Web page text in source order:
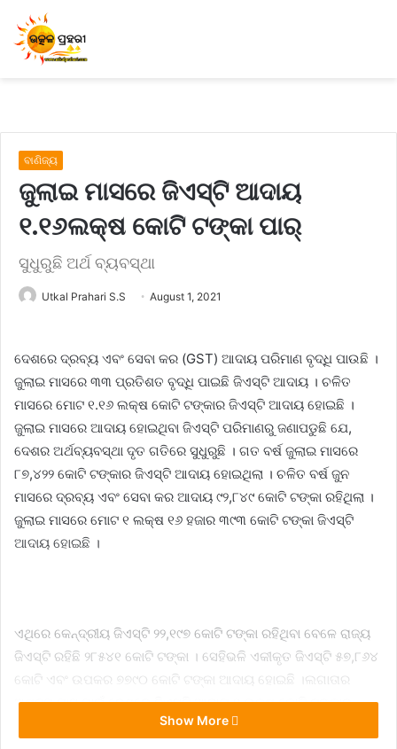
ବାଣିଜ୍ୟ
ଜୁଲାଇ ମାସରେ ଜିଏସ୍‌ଟି ଆଦାୟ
୧.୧୬ଲକ୍ଷ କୋଟି ଟଙ୍କା ପାର୍‌
ସୁଧୁରୁଛି ଅର୍ଥ ବ୍ୟବସ୍ଥା
Utkal Prahari S.S August 1, 2021
ଦେଶରେ ଦ୍ରବ୍ୟ ଏବଂ ସେବା କର (GST) ଆଦାୟ ପରିମାଣ ବୃଦ୍ଧି​ ପାଉଛି ।
ଜୁଲାଇ ମାସରେ ୩୩ ପ୍ରତିଶତ ବୃଦ୍ଧି ପାଇଛି ଜିଏସ୍‌ଟି ଆଦାୟ । ଚଳିତ
ମାସରେ ମୋଟ ୧.୧୬ ଲକ୍ଷ କୋଟି ଟଙ୍କାର ଜିଏସ୍‌ଟି ଆଦାୟ ହୋଇଛି ।
ଜୁଲାଇ ମାସରେ ଆଦାୟ ହୋଇଥିବା ଜିଏସ୍‌ଟି ପରିମାଣରୁ ଜଣାପଡୁଛି ଯେ,
ଦେଶର ଅର୍ଥବ୍ୟବସ୍ଥା ଦୃତ ଗତିରେ ସୁଧୁରୁଛି । ଗତ ବର୍ଷ ଜୁଲାଇ ମାସରେ
୮୭,୪୨୨ କୋଟି ଟଙ୍କାର ଜିଏସ୍‌ଟି ଆଦାୟ ହୋଇଥିଲା । ଚଳିତ ବର୍ଷ ଜୁନ
ମାସରେ ଦ୍ରବ୍ୟ ଏବଂ ସେବା କର ଆଦାୟ ୯୨,୮୪୯ କୋଟି ଟଙ୍କା ରହିଥିଲା ।
ଜୁଲାଇ ମାସରେ ମୋଟ ୧ ଲକ୍ଷ ୧୬ ହଜାର ୩୯୩ କୋଟି ଟଙ୍କା ଜିଏସ୍‌ଟି
ଆଦାୟ ହୋଇଛି ।
ଏଥିରେ କେନ୍ଦ୍ରୀୟ ଜିଏସ୍‌ଟି ୨୨,୧୯୭ କୋଟି ଟଙ୍କା ରହିଥିବା ବେଳେ ରାଜ୍ୟ
ଜିଏସ୍‌ଟି ରହିଛି ୨୮୫୪୧ କୋଟି ଟଙ୍କା । ସେହିଭଳି ଏକୀକୃତ ଜିଏସ୍‌ଟି ୫୭,୮୬୪
କୋଟି ଏବଂ ଉପକର ୭୭୯୦ କୋଟି ଟଙ୍କା ଆଦାୟ ହୋଇଛି ।ଲଗାତାର
ଅଷ୍ଟମ ମାସ ପାଇଁ ଦେଶରେ ଜିଏସ୍‌ଟି ଆଦାୟ ୧ ଲକ୍ଷ କୋଟି ଟଙ୍କାରୁ
ଉର୍ଦ୍ଧ୍ବ ରହିଥିଲା । କିନ୍ତୁ ୨୦୨୧ ଜୁନ ମାସରେ ଏଥିରେ ସାମାନ୍ୟ ହ୍ରାସ
Show More